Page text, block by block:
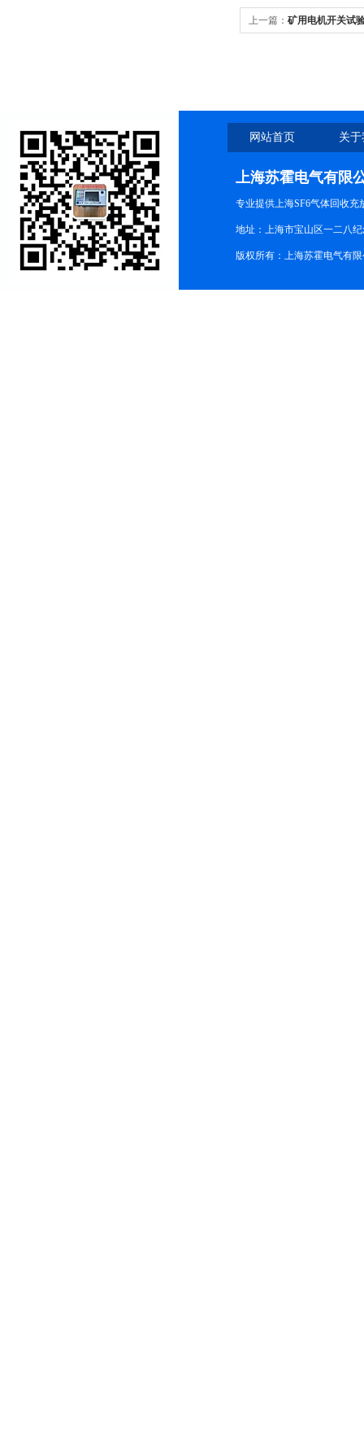
上一篇： 矿用电机开关试
网站首页 关
上海苏霍电气有限
专业提供上海SF6气体回收
地址：上海市宝山区一二八纪
版权所有：上海苏霍电气有